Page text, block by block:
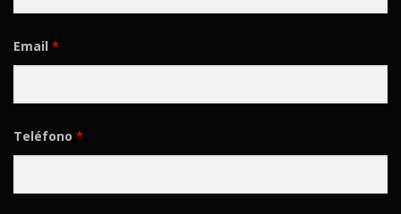
Email *
Teléfono *